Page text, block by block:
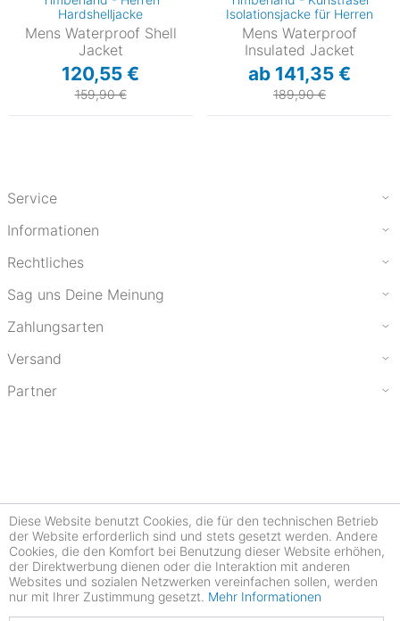
Hardshelljacke
Mens Waterproof Shell
Jacket
120,55 €
159,90 €
Isolationsjacke für Herren
Mens Waterproof
Insulated Jacket
ab 141,35 €
189,90 €
Service
Informationen
Rechtliches
Sag uns Deine Meinung
Zahlungsarten
Versand
Partner
Diese Website benutzt Cookies, die für den technischen Betrieb
der Website erforderlich sind und stets gesetzt werden. Andere
Cookies, die den Komfort bei Benutzung dieser Website erhöhen,
der Direktwerbung dienen oder die Interaktion mit anderen
Websites und sozialen Netzwerken vereinfachen sollen, werden
nur mit Ihrer Zustimmung gesetzt. Mehr Informationen